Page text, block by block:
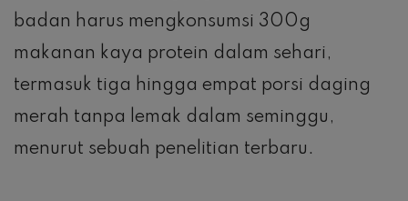
badan harus mengkonsumsi 300g
makanan kaya protein dalam sehari,
termasuk tiga hingga empat porsi daging
merah tanpa lemak dalam seminggu,
menurut sebuah penelitian terbaru.